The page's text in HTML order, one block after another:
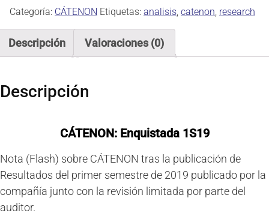
1S19)
cantidad
Categoría: CÁTENON Etiquetas: analisis catenon research
Descripción Valoraciones (0)
Descripción
CÁTENON: Enquistada 1S19
Nota (Flash) sobre CÁTENON tras la publicación de
Resultados del primer semestre de 2019 publicado por la
compañía junto con la revisión limitada por parte del
auditor.